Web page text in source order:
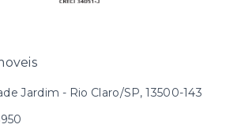
Jardim - Rio Claro/SP, 13500-143